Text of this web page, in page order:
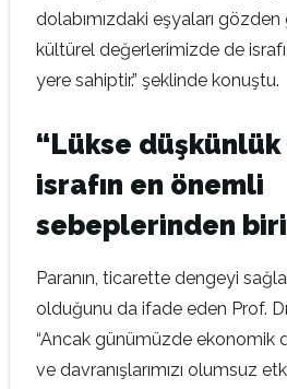
dolabımızdaki eşyaları
kültürel değerlerimizde de
yere sahiptir.” şeklinde konuştu.
“Lükse düşkünlük
israfın en önemli
sebeplerinden
Paranın, ticarette dengeyi
olduğunu da ifade eden Prof.
“Ancak günümüzde ekonomik
ve davranışlarımızı olumsuz